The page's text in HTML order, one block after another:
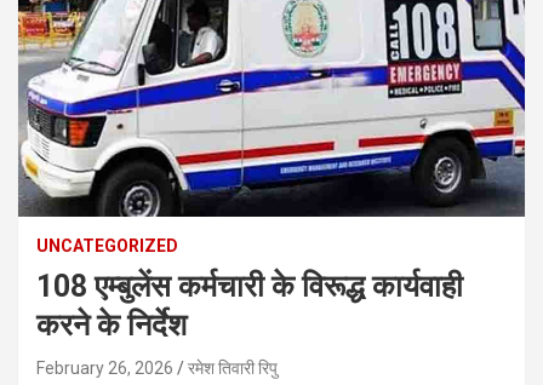
UNCATEGORIZED
108 एम्बुलेंस कर्मचारी के विरूद्ध कार्यवाही
करने के निर्देश
February 26, 2026 रमेश तिवारी रिपु